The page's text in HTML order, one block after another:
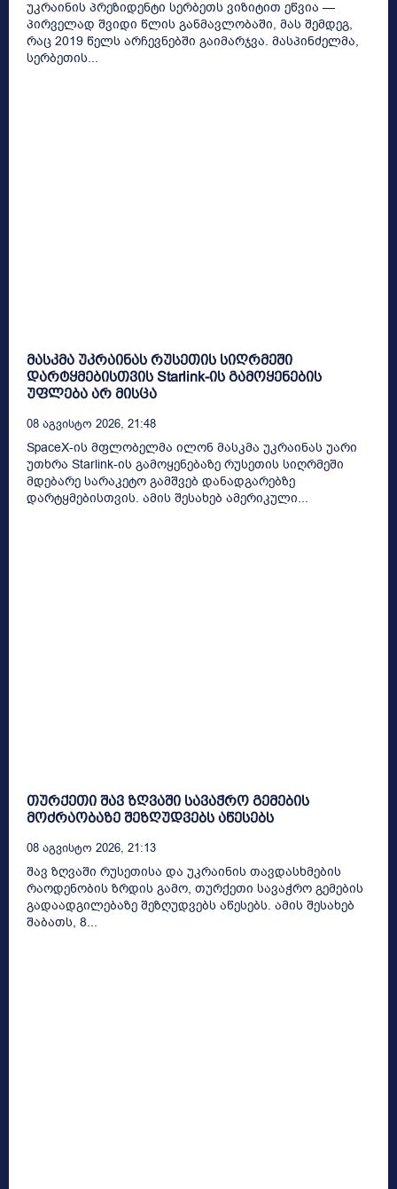
უკრაინის პრეზიდენტი სერბეთს ვიზიტით ეწვია —
პირველად შვიდი წლის განმავლობაში, მას შემდეგ,
რაც 2019 წელს არჩევნებში გაიმარჯვა. მასპინძელმა,
სერბეთის...
მასკმა უკრაინას რუსეთის სიღრმეში
დარტყმებისთვის Starlink-ის გამოყენების
უფლება არ მისცა
08 Აგვისტო 2026, 21:48
SpaceX-ის მფლობელმა ილონ მასკმა უკრაინას უარი
უთხრა Starlink-ის გამოყენებაზე რუსეთის სიღრმეში
მდებარე სარაკეტო გამშვებ დანადგარებზე
დარტყმებისთვის. ამის შესახებ ამერიკული...
თურქეთი შავ ზღვაში სავაჭრო გემების
მოძრაობაზე შეზღუდვებს აწესებს
08 Აგვისტო 2026, 21:13
შავ ზღვაში რუსეთისა და უკრაინის თავდასხმების
რაოდენობის ზრდის გამო, თურქეთი სავაჭრო გემების
გადაადგილებაზე შეზღუდვებს აწესებს. ამის შესახებ
შაბათს, 8...